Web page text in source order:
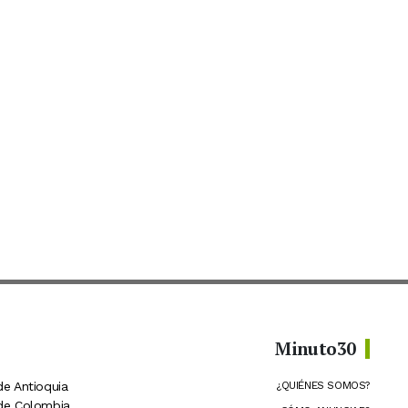
Antioquia
Minuto30
¿QUIÉNES SOMOS?